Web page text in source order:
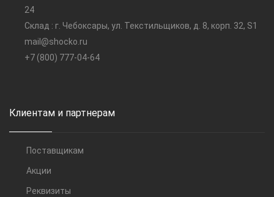
24
Склад : г. Чебоксары, ул. Текстильщиков, д. 8, корп. 32, S1
mail@shocko.ru
+7 (800) 777-04-64
Клиентам и партнерам
Поставщикам
Акции
Реквизиты